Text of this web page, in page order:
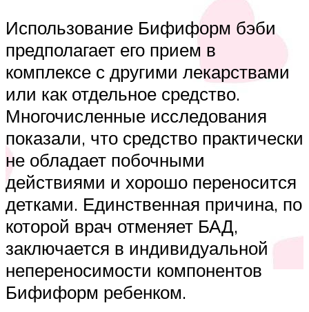
Использование Бифиформ бэби
предполагает его прием в
комплексе с другими лекарствами
или как отдельное средство.
Многочисленные исследования
показали, что средство практически
не обладает побочными
действиями и хорошо переносится
детками. Единственная причина, по
которой врач отменяет БАД,
заключается в индивидуальной
непереносимости компонентов
Бифиформ ребенком.